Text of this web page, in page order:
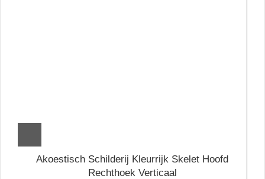
Akoestisch Schilderij Kleurrijk Skelet Hoofd
Rechthoek Verticaal